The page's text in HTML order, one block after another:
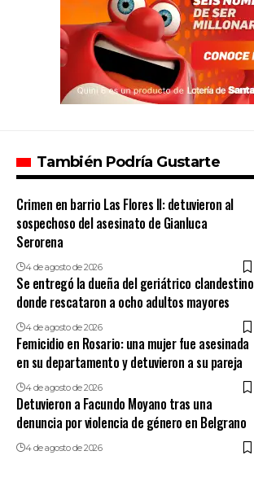
También Podría Gustarte
Crimen en barrio Las Flores II: detuvieron al
sospechoso del asesinato de Gianluca
Serorena
4 de agosto de 2026
Se entregó la dueña del geriátrico clandestino
donde rescataron a ocho adultos mayores
4 de agosto de 2026
Femicidio en Rosario: una mujer fue asesinada
en su departamento y detuvieron a su pareja
4 de agosto de 2026
Detuvieron a Facundo Moyano tras una
denuncia por violencia de género en Belgrano
4 de agosto de 2026